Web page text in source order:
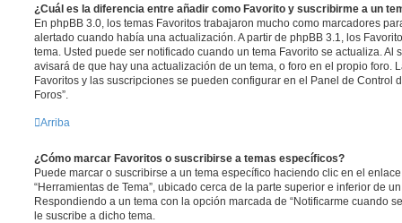
¿Cuál es la diferencia entre añadir como Favorito y suscribirme a un
En phpBB 3.0, los temas Favoritos trabajaron mucho como marcadores
alertado cuando había una actualización. A partir de phpBB 3.1, los
tema. Usted puede ser notificado cuando un tema Favorito se actualiza. Al
avisará de que hay una actualización de un tema, o foro en el propio foro.
Favoritos y las suscripciones se pueden configurar en el Panel de Control
Foros”.
Arriba
¿Cómo marcar Favoritos o suscribirse a temas específicos?
Puede marcar o suscribirse a un tema específico haciendo clic en el
“Herramientas de Tema”, ubicado cerca de la parte superior e inferior de
Respondiendo a un tema con la opción marcada de “Notificarme cuando
le suscribe a dicho tema.